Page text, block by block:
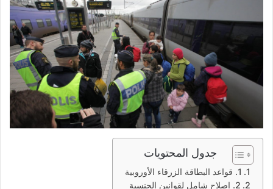
جدول المحتويات
1. قواعد البطاقة الزرقاء الأوروبية
2. إصلاح شامل لقوانين الجنسية